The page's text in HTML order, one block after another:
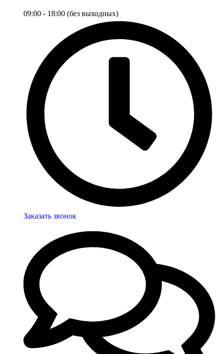
09:00 - 18:00 (без выходных)
Заказать звонок